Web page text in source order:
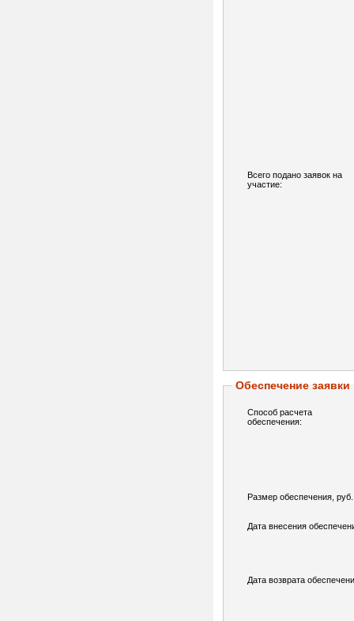
Всего подано заявок на
участие:
Обеспечение заявки
Способ расчета
обеспечения:
Размер обеспечения,
Дата внесения
Дата возврата